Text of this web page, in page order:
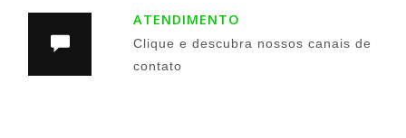
ATENDIMENTO
Clique e descubra nossos canais de
contato